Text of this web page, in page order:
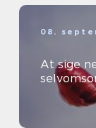
08.
At sige